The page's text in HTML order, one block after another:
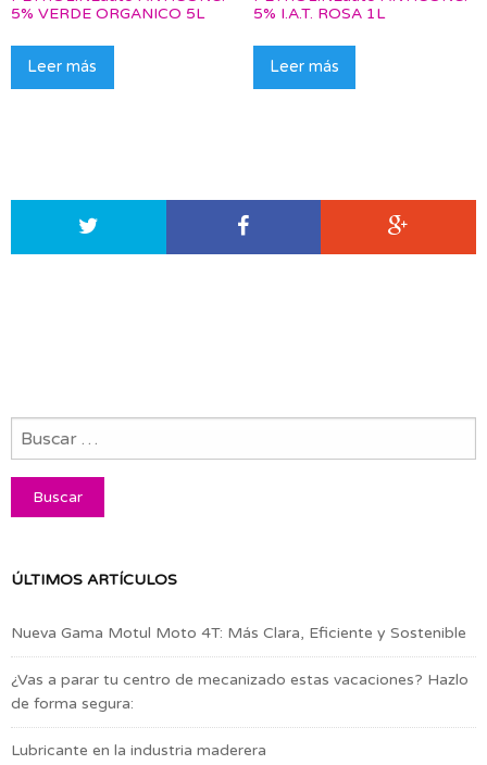
5% VERDE ORGANICO 5L
Leer más
5% I.A.T. ROSA 1L
Leer más
ÚLTIMOS ARTÍCULOS
Nueva Gama Motul Moto 4T: Más Clara, Eficiente y Sostenible
¿Vas a parar tu centro de mecanizado estas vacaciones? Hazlo
de forma segura:
Lubricante en la industria maderera